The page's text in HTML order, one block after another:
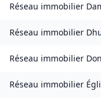
Réseau immobilier
Réseau immobilier
Réseau immobilier
Réseau immobilier